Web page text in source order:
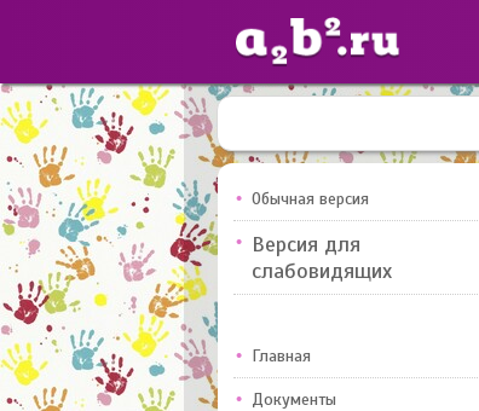
Сайты
педагогов
Добавлено — 10947
Обычная версия
Версия для
слабовидящих
Главная
Документы